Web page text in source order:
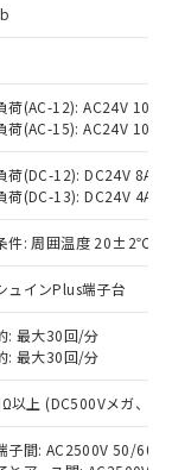
荷(AC-12): AC24V 10A/
荷(AC-15): AC24V
荷(DC-12): DC24V 8A/
荷(DC-13): DC24V 4A/
件: 周囲温度 20±2℃、
ュインPlus端子台
: 最大30回/分
: 最大30回/分
以上 (DC500Vメガ、点
子間: AC2500V 50/
のうえ
事業取扱
準価格
ので
中には、
品もある
商品で
）の非含
のある
物質）の
出す予
物質）の
認中の
で、有
として
RoHSの
。